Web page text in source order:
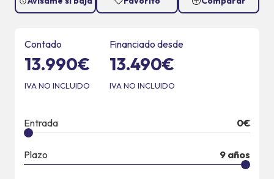
Contado
13.990€
IVA NO INCLUIDO
Financiado desde
13.490€
IVA NO INCLUIDO
Entrada 0€
Plazo 9 años